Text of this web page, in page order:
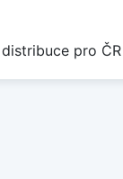
pro ČR